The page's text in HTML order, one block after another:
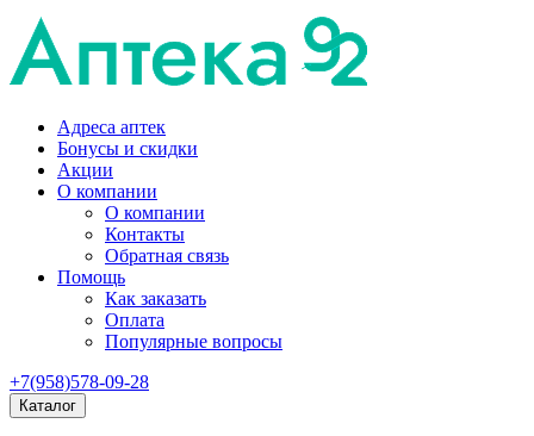
Адреса аптек
Бонусы и скидки
Акции
О компании
О компании
Контакты
Обратная связь
Помощь
Как заказать
Оплата
Популярные вопросы
+7(958)578-09-28
Каталог